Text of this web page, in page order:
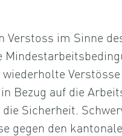
im Sinne
Bezug auf die
Sicherheit.
gegen den